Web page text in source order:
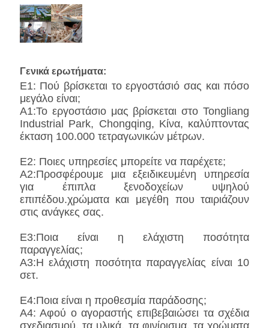
Γενικά ερωτήματα:
Ε1: Πού βρίσκεται το εργοστάσιό σας και πόσο
μεγάλο είναι;
Α1:Το εργοστάσιο μας βρίσκεται στο Tongliang
Industrial Park, Chongqing, Κίνα, καλύπτοντας
έκταση 100.000 τετραγωνικών μέτρων.
Ε2: Ποιες υπηρεσίες μπορείτε να παρέχετε;
Α2:Προσφέρουμε μια εξειδικευμένη υπηρεσία
για έπιπλα ξενοδοχείων υψηλού
επιπέδου.χρώματα και μεγέθη που ταιριάζουν
στις ανάγκες σας.
Ε3:Ποια είναι η ελάχιστη ποσότητα
παραγγελίας;
Α3:Η ελάχιστη ποσότητα παραγγελίας είναι 10
σετ.
Ε4:Ποια είναι η προθεσμία παράδοσης;
Α4: Αφού ο αγοραστής επιβεβαιώσει τα σχέδια